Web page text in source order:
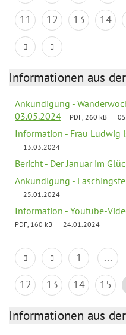
11
12 13 14
Informationen aus
Ankündigung -
03.05.2024
PDF, 260 kB
Information - Frau Ludwig
13.03.2024
Bericht - Der Januar im
Ankündigung -
25.01.2024
Information - Youtube-
PDF, 160 kB 24.01.2024
1 ...
12
13 14 15
Informationen aus